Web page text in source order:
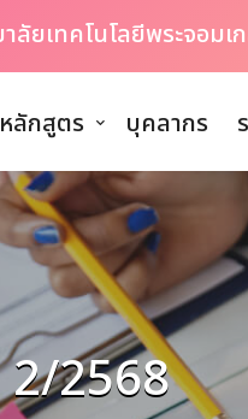
ยเทคโนโลยีพระจอมเ
หลักสูตร บุคลากร
2/2568